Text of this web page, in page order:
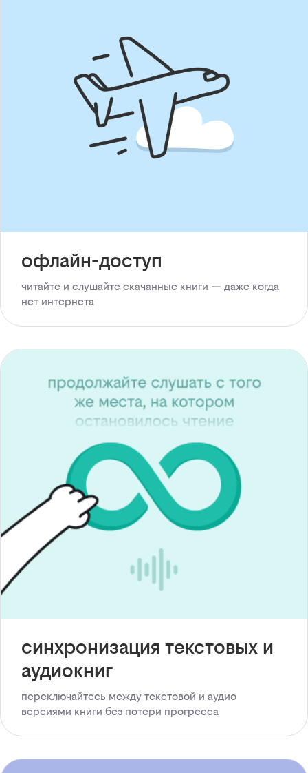
офлайн-доступ
читайте и слушайте скачанные книги — даже когда
нет интернета
синхронизация текстовых и
аудиокниг
переключайтесь между текстовой и аудио
версиями книги без потери прогресса